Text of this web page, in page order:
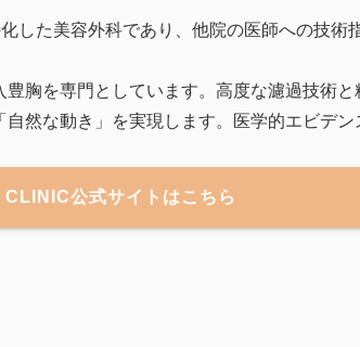
した美容外科であり、他院の医師への技術
胸を専門としています。高度な濾過技術
然な動き」を実現します。医学的エビデ
公式サイトはこちら